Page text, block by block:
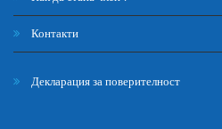
Контакти
Декларация за поверителност